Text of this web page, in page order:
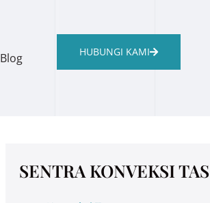
Blog HUBUNGI KAMI
SENTRA KONVEKSI TAS